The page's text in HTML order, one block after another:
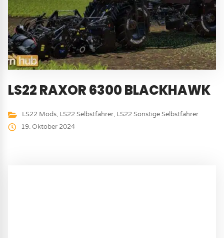
LS22 RAXOR 6300 BLACKHAWK
LS22 Mods, LS22 Selbstfahrer, LS22 Sonstige Selbstfahrer
19. Oktober 2024